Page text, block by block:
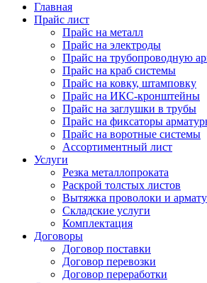
Главная
Прайс лист
Прайс на металл
Прайс на электроды
Прайс на трубопроводную
Прайс на краб системы
Прайс на ковку, штамповку
Прайс на ИКС-кронштейны
Прайс на заглушки в трубы
Прайс на фиксаторы
Прайс на воротные системы
Ассортиментный лист
Услуги
Резка металлопроката
Раскрой толстых листов
Вытяжка проволоки и
Складские услуги
Комплектация
Договоры
Договор поставки
Договор перевозки
Договор переработки